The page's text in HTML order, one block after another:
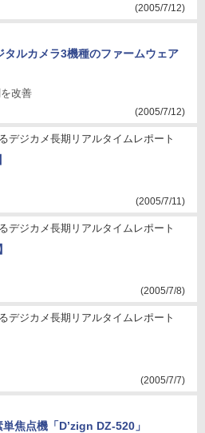
(2005/7/12)
ルカメラ3機種のファームウェア
改善
(2005/7/12)
デジカメ長期リアルタイムレポート
(2005/7/11)
デジカメ長期リアルタイムレポート
(2005/7/8)
デジカメ長期リアルタイムレポート
(2005/7/7)
焦点機「D’zign DZ-520」